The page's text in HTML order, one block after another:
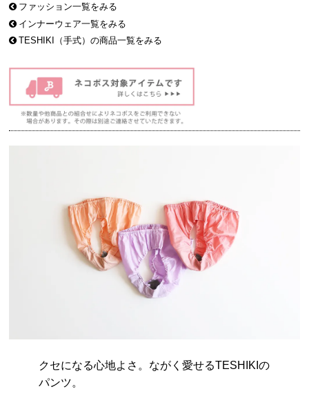
ファッション一覧をみる
インナーウェア一覧をみる
TESHIKI（手式）の商品一覧をみる
クセになる心地よさ。ながく愛せるTESHIKIの
パンツ。